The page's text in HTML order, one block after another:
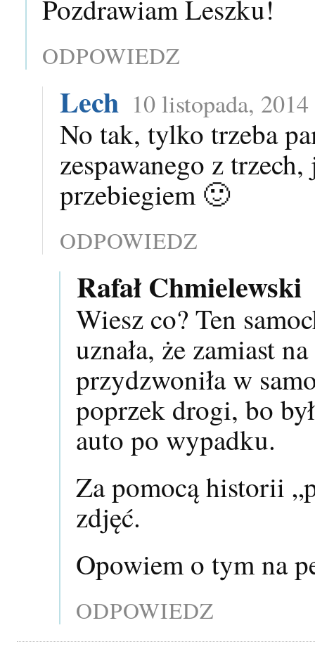
Pozdrawiam Leszku!
ODPOWIEDZ
Lech 10 listopada,
No tak, tylko trzeba
zespawanego z
przebiegiem 🙂
ODPOWIEDZ
Rafał Chmielewski
Wiesz co? Ten
uznała, że zamiast
przydzwoniła w
poprzek drogi, bo
auto po wypadku.
Za pomocą historii
zdjęć.
Opowiem o tym na
ODPOWIEDZ